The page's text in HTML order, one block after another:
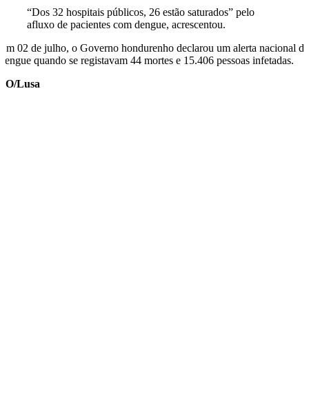
“Dos 32 hospitais públicos, 26 estão saturados” pelo
afluxo de pacientes com dengue, acrescentou.
Em 02 de julho, o Governo hondurenho declarou um alerta nacional de
dengue quando se registavam 44 mortes e 15.406 pessoas infetadas.
SO/Lusa